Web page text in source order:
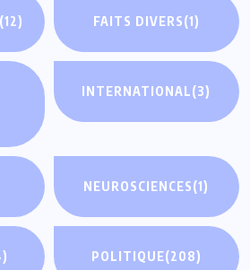
(12) FAITS DIVERS(1)
INTERNATIONAL(3)
NEUROSCIENCES(1)
POLITIQUE(208)